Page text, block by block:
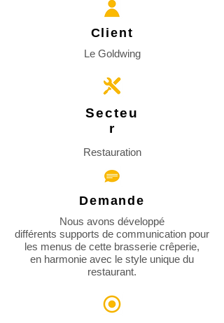
Client
Le Goldwing
Secteu
r
Restauration
Demande
Nous avons développé
différents supports de communication pour
les menus de cette brasserie crêperie,
en harmonie avec le style unique du
restaurant.